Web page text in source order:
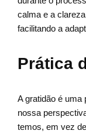
calma e a
facilitando a
Prática
A gratidão é uma
nossa
temos, em vez